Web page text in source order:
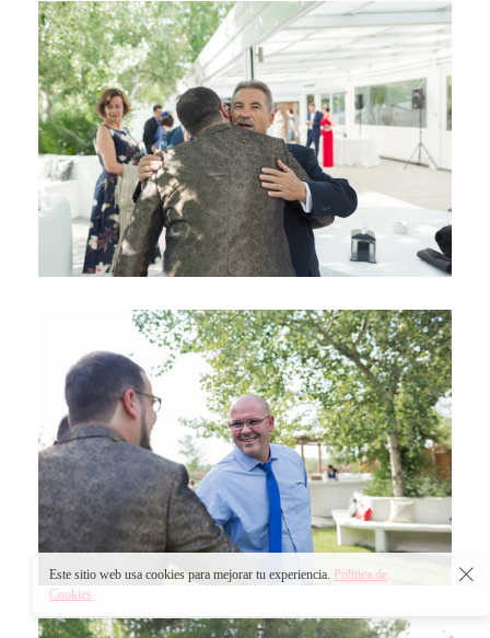
Este sitio web usa cookies para mejorar tu experiencia. Política de
Cookies